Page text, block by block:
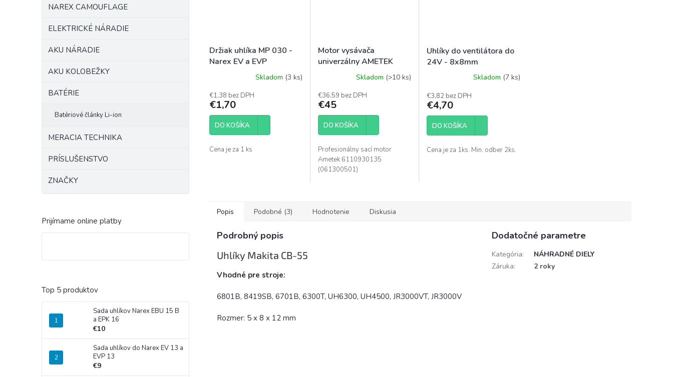
NAREX CAMOUFLAGE
ELEKTRICKÉ NÁRADIE
AKU NÁRADIE
AKU KOLOBEŽKY
BATÉRIE
Batériové články Li-ion
MERACIA TECHNIKA
PRÍSLUŠENSTVO
ZNAČKY
Prijímame online platby
Top 5 produktov
Sada uhlíkov Narex EBU 15 B
a EPK 16
€10
Sada uhlíkov do Narex EV 13 a
EVP 13
€9
Držiak uhlíka MP 030 -
Narex EV a EVP
Skladom (3 ks)
€1,38 bez DPH
€1,70
DO KOŠÍKA
Cena je za 1 ks
Motor vysávača
univerzálny AMETEK
Skladom (>10 ks)
€36,59 bez DPH
€45
DO KOŠÍKA
Profesionálny sací motor
Ametek 6110930135
(061300501)
Uhlíky do ventilátora do
24V - 8x8mm
produktu
je
5,0
5
hviezdičiek.
Skladom (7 ks)
€3,82 bez DPH
€4,70
DO KOŠÍKA
Cena je za 1ks. Min. odber 2ks.
Popis Podobné (3) Hodnotenie Diskusia
Podrobný popis
Uhlíky Makita CB-55
Vhodné pre stroje:
6801B, 8419SB, 6701B, 6300T, UH6300, UH4500, JR3000VT, JR3000V
Rozmer: 5 x 8 x 12 mm
Dodatočné parametre
Kategória:
NÁHRADNÉ DIELY
Záruka: 2 roky